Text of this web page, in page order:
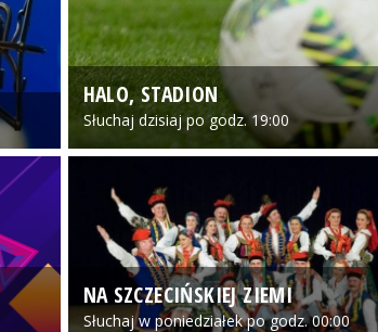
HALO, STADION
Słuchaj dzisiaj po godz. 19:00
NA SZCZECIŃSKIEJ ZIEMI
Słuchaj w poniedziałek po godz. 00:00